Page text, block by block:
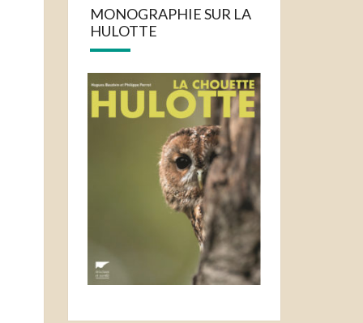
MONOGRAPHIE SUR LA
HULOTTE